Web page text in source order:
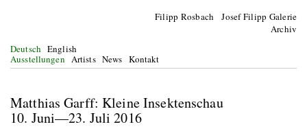
Filipp Rosbach Josef Filipp Galerie
Archiv
Deutsch English
Ausstellungen Artists News Kontakt
Matthias Garff: Kleine Insektenschau
10. Juni—23. Juli 2016